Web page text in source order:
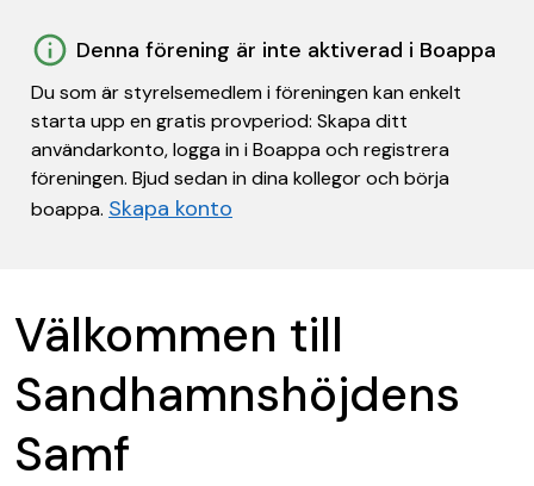
Denna förening är inte aktiverad i Boappa
Du som är styrelsemedlem i föreningen kan enkelt
starta upp en gratis provperiod: Skapa ditt
användarkonto, logga in i Boappa och registrera
föreningen. Bjud sedan in dina kollegor och börja
boappa. Skapa konto
Välkommen till
Sandhamnshöjdens
Samf